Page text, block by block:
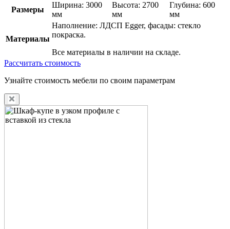
Размеры
Ширина: 3000
мм
Высота: 2700
мм
Глубина: 600
мм
Материалы
Наполнение: ЛДСП Egger, фасады: стекло
покраска.
Все материалы в наличии на складе.
Рассчитать стоимость
Узнайте стоимость мебели по своим параметрам